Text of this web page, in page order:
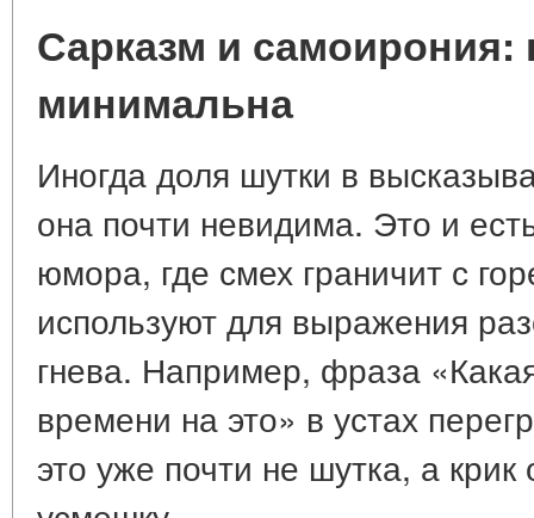
Сарказм и самоирония:
минимальна
Иногда доля шутки в
она почти невидима. Это и
юмора, где смех граничит с
используют для выражения
гнева. Например, фраза
времени на это» в устах
это уже почти не шутка, а